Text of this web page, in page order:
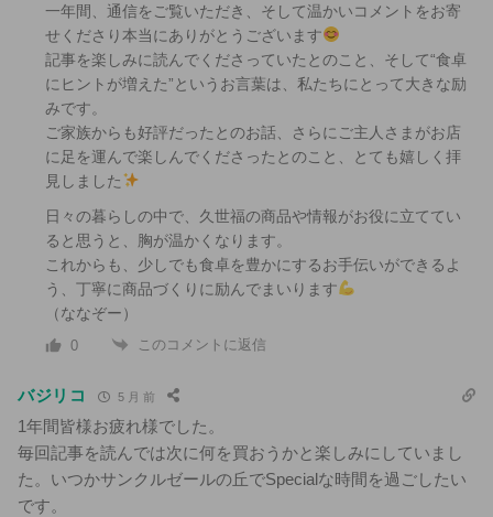
一年間、通信をご覧いただき、そして温かいコメントをお寄
せくださり本当にありがとうございます
記事を楽しみに読んでくださっていたとのこと、そして“食卓
にヒントが増えた”というお言葉は、私たちにとって大きな励
みです。
ご家族からも好評だったとのお話、さらにご主人さまがお店
に足を運んで楽しんでくださったとのこと、とても嬉しく拝
見しました
日々の暮らしの中で、久世福の商品や情報がお役に立ててい
ると思うと、胸が温かくなります。
これからも、少しでも食卓を豊かにするお手伝いができるよ
う、丁寧に商品づくりに励んでまいります
（ななぞー）
0 このコメントに返信
バジリコ 5 月 前
1年間皆様お疲れ様でした。
毎回記事を読んでは次に何を買おうかと楽しみにしていまし
た。いつかサンクルゼールの丘でSpecialな時間を過ごしたい
です。